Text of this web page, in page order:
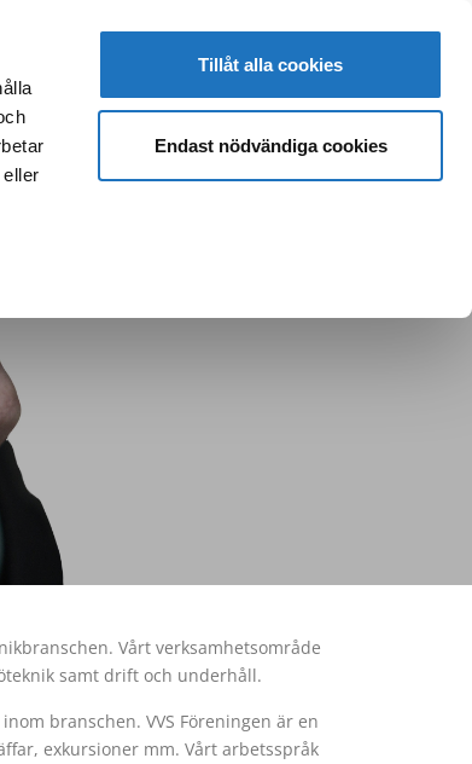
Tillåt alla cookies
Endast nödvändiga cookies
MEDLEM SUOMEKSI IN ENGLISH
Vårt verksamhetsområde
samt drift och underhåll.
branschen. VVS Föreningen är en
exkursioner mm. Vårt arbetsspråk